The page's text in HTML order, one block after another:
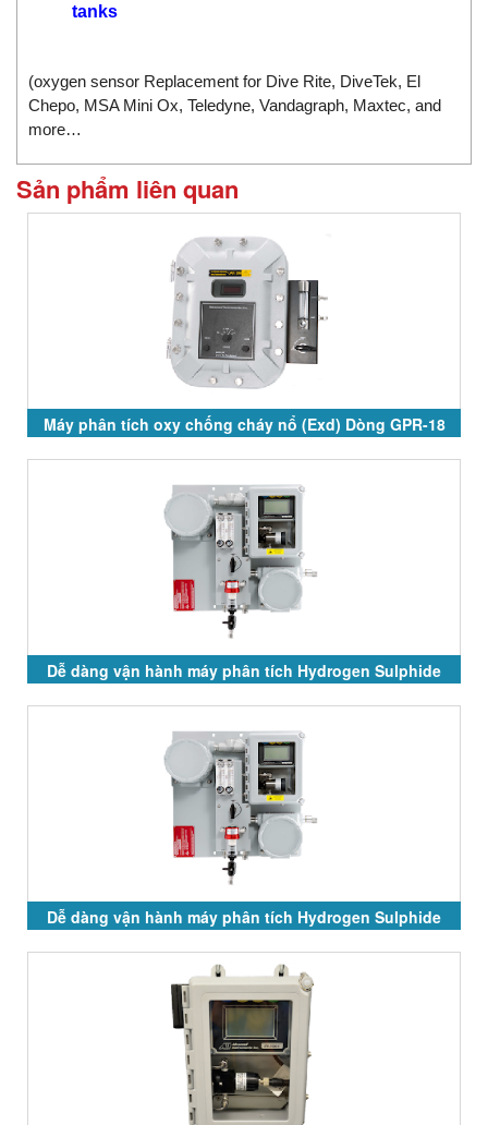
tanks
(oxygen sensor Replacement for Dive Rite, DiveTek, El
Chepo, MSA Mini Ox, Teledyne, Vandagraph, Maxtec, and
more…
Sản phẩm liên quan
Máy phân tích oxy chống cháy nổ (Exd) Dòng GPR-18
và GPR-28 Series
Dễ dàng vận hành máy phân tích Hydrogen Sulphide
GPR-7500 và GPR-7100
Dễ dàng vận hành máy phân tích Hydrogen Sulphide
GPR-7500 và GPR-7100